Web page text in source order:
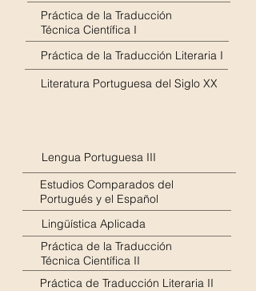
Práctica de la Traducción
Técnica Científica I
Práctica de la Traducción Literaria I
Literatura Portuguesa del Siglo XX
Lengua Portuguesa III
Estudios Comparados del
Portugués y el Español
Lingüística Aplicada
Práctica de la Traducción
Técnica Científica II
Práctica de Traducción Literaria II